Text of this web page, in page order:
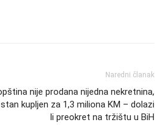
Naredni članak
nije prodana nijedna nekretnina,
kupljen za 1,3 miliona KM – dolazi
li preokret na tržištu u BiH